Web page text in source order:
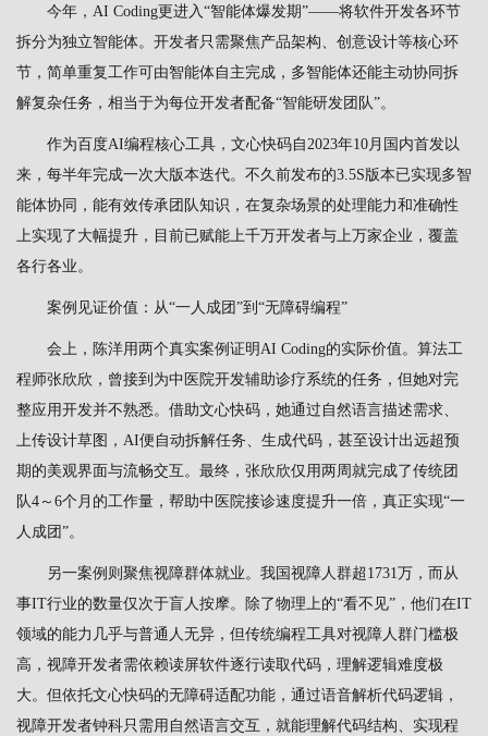
今年，AI Coding更进入“智能体爆发期”——将软件开发各环节
拆分为独立智能体。开发者只需聚焦产品架构、创意设计等核心环
节，简单重复工作可由智能体自主完成，多智能体还能主动协同拆
解复杂任务，相当于为每位开发者配备“智能研发团队”。
作为百度AI编程核心工具，文心快码自2023年10月国内首发以
来，每半年完成一次大版本迭代。不久前发布的3.5S版本已实现多智
能体协同，能有效传承团队知识，在复杂场景的处理能力和准确性
上实现了大幅提升，目前已赋能上千万开发者与上万家企业，覆盖
各行各业。
案例见证价值：从“一人成团”到“无障碍编程”
会上，陈洋用两个真实案例证明AI Coding的实际价值。算法工
程师张欣欣，曾接到为中医院开发辅助诊疗系统的任务，但她对完
整应用开发并不熟悉。借助文心快码，她通过自然语言描述需求、
上传设计草图，AI便自动拆解任务、生成代码，甚至设计出远超预
期的美观界面与流畅交互。最终，张欣欣仅用两周就完成了传统团
队4～6个月的工作量，帮助中医院接诊速度提升一倍，真正实现“一
人成团”。
另一案例则聚焦视障群体就业。我国视障人群超1731万，而从
事IT行业的数量仅次于盲人按摩。除了物理上的“看不见”，他们在IT
领域的能力几乎与普通人无异，但传统编程工具对视障人群门槛极
高，视障开发者需依赖读屏软件逐行读取代码，理解逻辑难度极
大。但依托文心快码的无障碍适配功能，通过语音解析代码逻辑，
视障开发者钟科只需用自然语言交互，就能理解代码结构、实现程